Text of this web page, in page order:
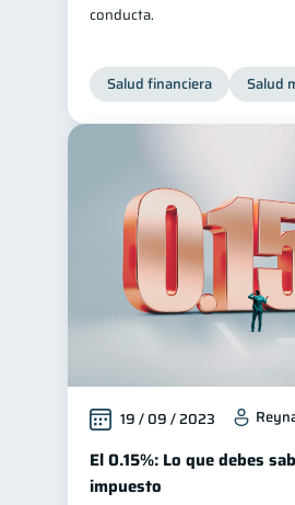
conducta.
Salud financiera Salud
19 / 09 / 2023
El 0.15%: Lo que debes
impuesto